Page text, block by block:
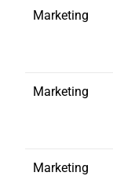
Marketing
Marketing
Marketing